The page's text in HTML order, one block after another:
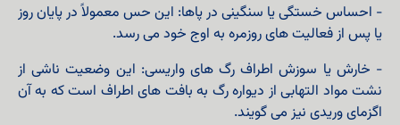
- احساس خستگی یا سنگینی در پاها: این حس معمولاً در پایان روز
یا پس از فعالیت‌ های روزمره به اوج خود می‌ رسد.
- خارش یا سوزش اطراف رگ های واریسی: این وضعیت ناشی از
نشت مواد التهابی از دیواره رگ به بافت‌ های اطراف است که به آن
اگزمای وریدی نیز می‌ گویند.